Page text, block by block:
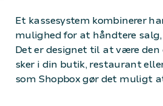
Et kassesystem kombinerer
mulighed for at håndtere
Det er designet til at være
sker i din butik, restaurant
som Shopbox gør det muligt